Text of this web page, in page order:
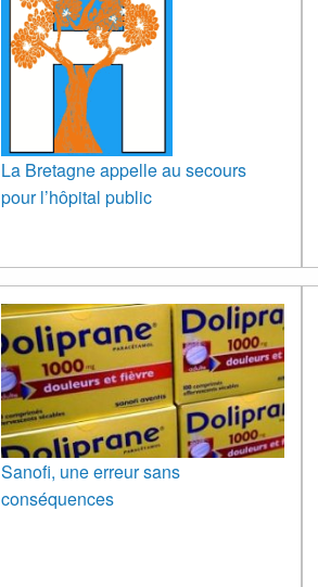
La Bretagne appelle au secours
pour l’hôpital public
Sanofi, une erreur sans
conséquences